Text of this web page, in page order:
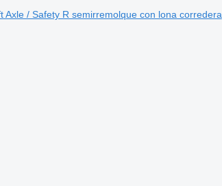
Axle / Safety R semirremolque con lona corredera